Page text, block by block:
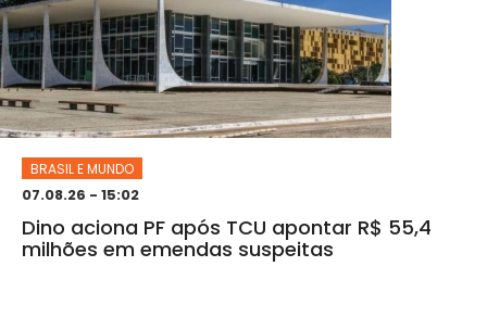
BRASIL E MUNDO
07.08.26 - 15:02
Dino aciona PF após TCU apontar R$ 55,4
milhões em emendas suspeitas